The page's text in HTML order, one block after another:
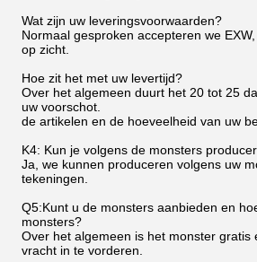
Wat zijn uw leveringsvoorwaarden?
Normaal gesproken accepteren we
op zicht.
Hoe zit het met uw levertijd?
Over het algemeen duurt het 20 tot 25
uw voorschot.
de artikelen en de hoeveelheid van uw
K4: Kun je volgens de monsters
Ja, we kunnen produceren volgens uw
tekeningen.
Q5:Kunt u de monsters aanbieden en
monsters?
Over het algemeen is het monster gratis
vracht in te vorderen.